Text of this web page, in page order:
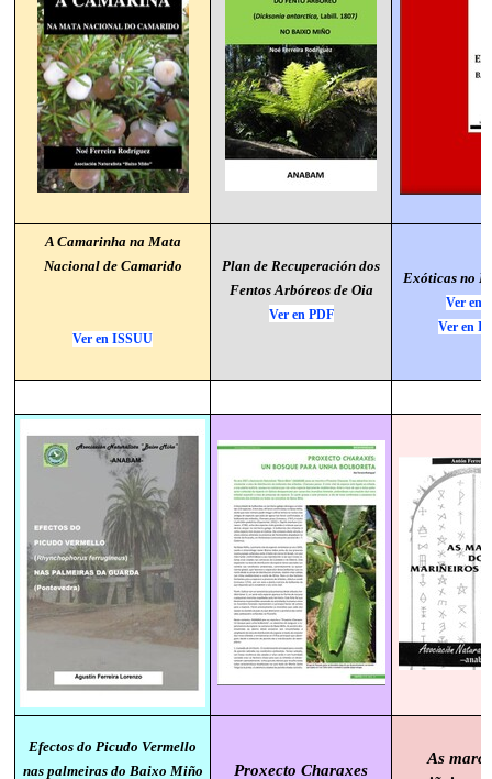
A Camarinha na Mata
Nacional de Camarido
Ver en ISSUU
Plan de Recuperación dos
Fentos Arbóreos de Oia
Ver en PDF
Exóticas no
Ver en
Ver en
Efectos do Picudo Vermello
nas palmeiras do Baixo Miño
Proxecto Charaxes
As